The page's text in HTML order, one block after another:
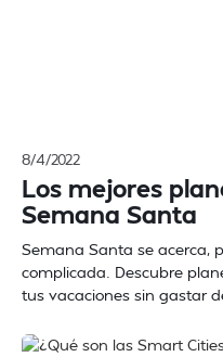
8/4/2022
Los mejores
Semana Santa
Semana Santa se acerca,
complicada. Descubre
tus vacaciones sin gastar